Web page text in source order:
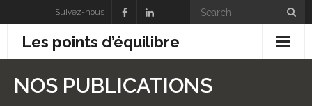
Suivez-nous
Les points d’équilibre
NOS PUBLICATIONS